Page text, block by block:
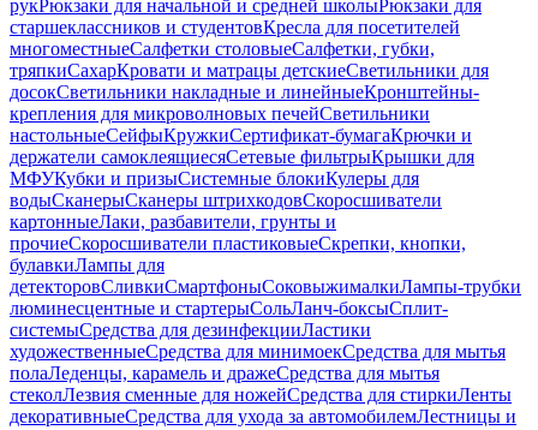
рукРюкзаки для начальной и средней школыРюкзаки для
старшеклассников и студентовКресла для посетителей
многоместныеСалфетки столовыеСалфетки, губки,
тряпкиСахарКровати и матрацы детскиеСветильники для
досокСветильники накладные и линейныеКронштейны-
крепления для микроволновых печейСветильники
настольныеСейфыКружкиСертификат-бумагаКрючки и
держатели самоклеящиесяСетевые фильтрыКрышки для
МФУКубки и призыСистемные блокиКулеры для
водыСканерыСканеры штрихкодовСкоросшиватели
картонныеЛаки, разбавители, грунты и
прочиеСкоросшиватели пластиковыеСкрепки, кнопки,
булавкиЛампы для
детекторовСливкиСмартфоныСоковыжималкиЛампы-трубки
люминесцентные и стартерыСольЛанч-боксыСплит-
системыСредства для дезинфекцииЛастики
художественныеСредства для минимоекСредства для мытья
полаЛеденцы, карамель и дражеСредства для мытья
стеколЛезвия сменные для ножейСредства для стиркиЛенты
декоративныеСредства для ухода за автомобилемЛестницы и